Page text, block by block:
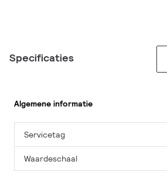
Specificaties
Algemene informatie
Servicetag
Waardeschaal